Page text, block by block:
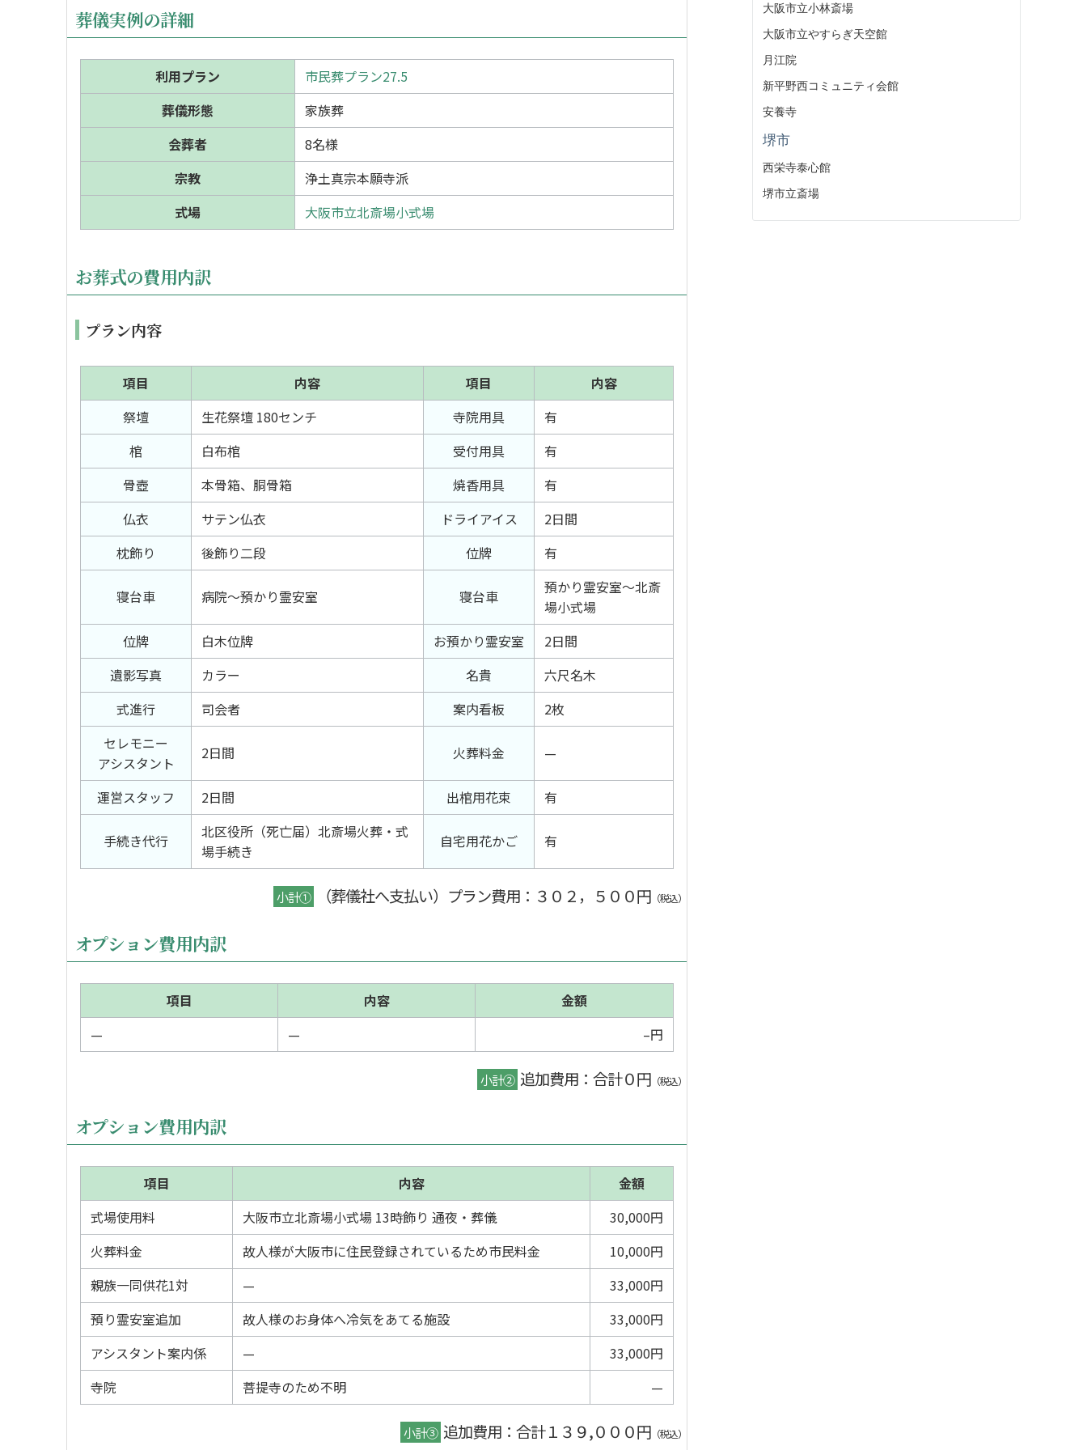
葬儀実例の詳細
利用プラン
市民葬プラン27.5
葬儀形態
家族葬
会葬者
8名様
宗教
浄土真宗本願寺派
式場
大阪市立北斎場小式場
お葬式の費用内訳
プラン内容
項目 内容 項目
内容
祭壇
生花祭壇 180センチ 寺院用具
有
棺
白布棺 受付用具
有
骨壺
本骨箱、胴骨箱 焼香用具
有
仏衣
サテン仏衣 ドライアイス
2日間
枕飾り
後飾り二段 位牌 有
寝台車 病院〜預かり霊安室 寝台車
預かり霊安室～北斎
場小式場
位牌
白木位牌 お預かり霊安室
2日間
遺影写真
カラー 名貴
六尺名木
式進行
司会者 案内看板
2枚
セレモニー
アシスタント
2日間 火葬料金 —
運営スタッフ 2日間 出棺用花束 有
手続き代行
北区役所（死亡届）北斎場火葬・式
場手続き
自宅用花かご 有
小計① （葬儀社へ支払い）プラン費用 ：３０２，５００円 （税込）
オプション費用内訳
項目 内容
金額
—
— –円
小計② 追加費用：合計０円 （税込）
オプション費用内訳
項目 内容
金額
式場使用料
大阪市立北斎場小式場 13時飾り 通夜・葬儀
30,000円
火葬料金
故人様が大阪市に住民登録されているため市民料金
10,000円
親族一同供花1対
—
33,000円
預り霊安室追加
故人様のお身体へ冷気をあてる施設
33,000円
アシスタント案内係
—
33,000円
寺院
菩提寺のため不明 —
小計③ 追加費用：合計１３９,０００円 （税込）
大阪市立小林斎場
大阪市立やすらぎ天空館
月江院
新平野西コミュニティ会館
安養寺
堺市
西栄寺泰心館
堺市立斎場